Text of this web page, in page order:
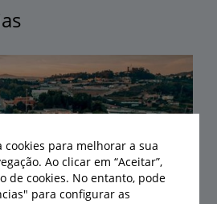
cookies para melhorar a sua
Ao clicar em “Aceitar”,
de cookies. No entanto, pode
para configurar as